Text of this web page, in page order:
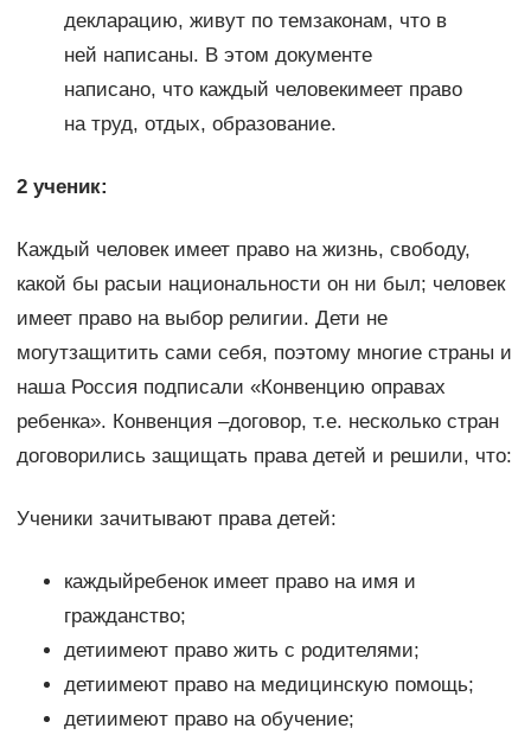
декларацию, живут по темзаконам, что в
ней написаны. В этом документе
написано, что каждый человекимеет право
на труд, отдых, образование.
2 ученик:
Каждый человек имеет право на жизнь, свободу,
какой бы расыи национальности он ни был; человек
имеет право на выбор религии. Дети не
могутзащитить сами себя, поэтому многие страны и
наша Россия подписали «Конвенцию оправах
ребенка». Конвенция –договор, т.е. несколько стран
договорились защищать права детей и решили, что:
Ученики зачитывают права детей:
каждыйребенок имеет право на имя и
гражданство;
детиимеют право жить с родителями;
детиимеют право на медицинскую помощь;
детиимеют право на обучение;